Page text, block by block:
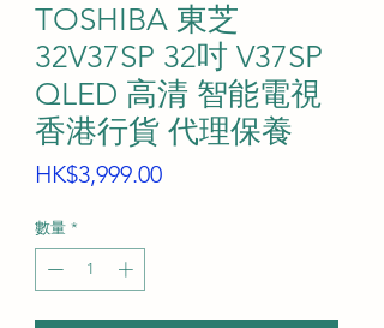
TOSHIBA 東芝
32V37SP 32吋 V37SP
QLED 高清 智能電視
香港行貨 代理保養
HK$3,999.00價
數量 *